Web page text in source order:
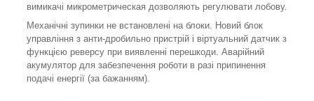
вимикачі микрометрическая дозволяють регулювати лобову.
Механічні зупинки не встановлені на блоки. Новий блок
управління з анти-дробильно пристрій і віртуальний датчик з
функцією реверсу при виявленні перешкоди. Аварійний
акумулятор для забезпечення роботи в разі припинення
подачі енергії (за бажанням).